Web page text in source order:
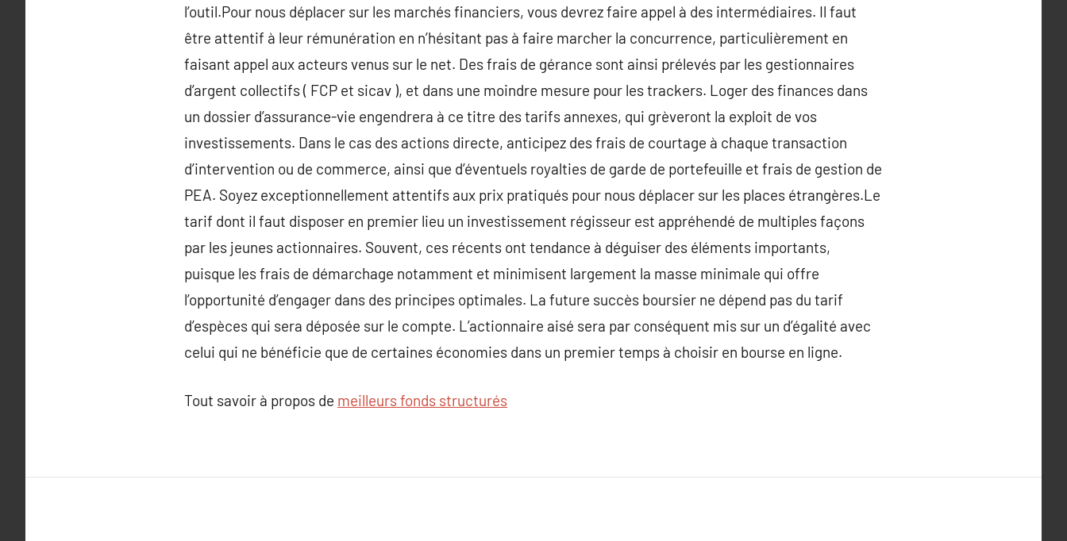
l’outil.Pour nous déplacer sur les marchés financiers, vous devrez faire appel à des intermédiaires. Il faut
être attentif à leur rémunération en n’hésitant pas à faire marcher la concurrence, particulièrement en
faisant appel aux acteurs venus sur le net. Des frais de gérance sont ainsi prélevés par les gestionnaires
d’argent collectifs ( FCP et sicav ), et dans une moindre mesure pour les trackers. Loger des finances dans
un dossier d’assurance-vie engendrera à ce titre des tarifs annexes, qui grèveront la exploit de vos
investissements. Dans le cas des actions directe, anticipez des frais de courtage à chaque transaction
d’intervention ou de commerce, ainsi que d’éventuels royalties de garde de portefeuille et frais de gestion de
PEA. Soyez exceptionnellement attentifs aux prix pratiqués pour nous déplacer sur les places étrangères.Le
tarif dont il faut disposer en premier lieu un investissement régisseur est appréhendé de multiples façons
par les jeunes actionnaires. Souvent, ces récents ont tendance à déguiser des éléments importants,
puisque les frais de démarchage notamment et minimisent largement la masse minimale qui offre
l’opportunité d’engager dans des principes optimales. La future succès boursier ne dépend pas du tarif
d’espèces qui sera déposée sur le compte. L’actionnaire aisé sera par conséquent mis sur un d’égalité avec
celui qui ne bénéficie que de certaines économies dans un premier temps à choisir en bourse en ligne.
Tout savoir à propos de meilleurs fonds structurés